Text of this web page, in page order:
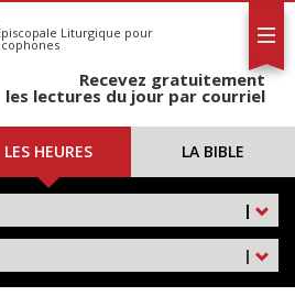
Liturgique pour
Recevez gratuitement
les lectures du jour par courriel
LES HEURES LA BIBLE
|
|